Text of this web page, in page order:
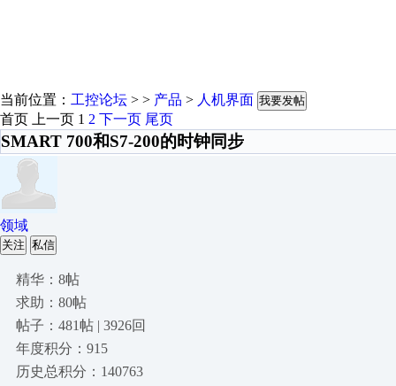
当前位置： 工控论坛 > > 产品 > 人机界面 我要发帖
首页 上一页 1 2 下一页 尾页
SMART 700和S7-200的时钟同步
领域
关注 私信
精华：8帖
求助：80帖
帖子：481帖 | 3926回
年度积分：915
历史总积分：140763